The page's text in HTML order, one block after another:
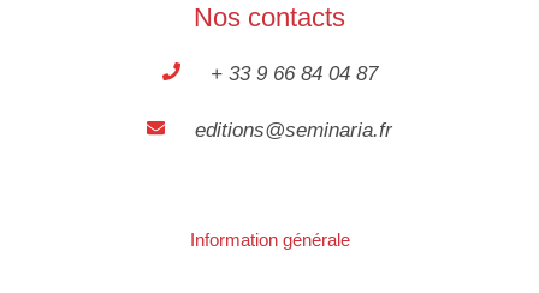
Nos contacts
+ 33 9 66 84 04 87
editions@seminaria.fr
Information générale